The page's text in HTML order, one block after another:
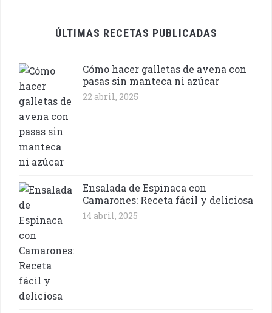
ÚLTIMAS RECETAS PUBLICADAS
Cómo hacer galletas de avena con
pasas sin manteca ni azúcar
22 abril, 2025
Ensalada de Espinaca con
Camarones: Receta fácil y deliciosa
14 abril, 2025